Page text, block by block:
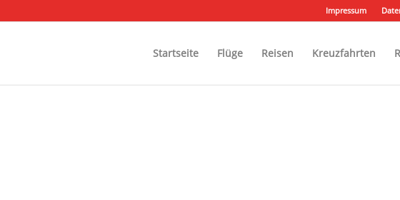
Impressum
Startseite Flüge Reisen Kreuzfahrten